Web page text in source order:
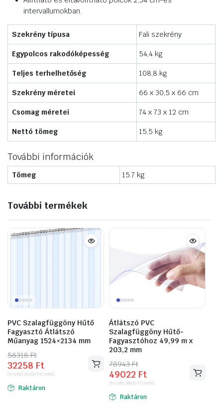
intervallumokban.
Szekrény típusa Fali szekrény
Egypolcos rakodóképesség 54,4 kg
Teljes terhelhetőség 108,8 kg
Szekrény méretei 66 x 30,5 x 66 cm
Csomag méretei 74 x 73 x 12 cm
Nettó tömeg 15,5 kg
További információk
Tömeg 15.7 kg
További termékek
PVC Szalagfüggöny Hűtő
Fagyasztó Átlátszó
Műanyag 1524×2134 mm
58318Ft
Original
price
was:
58318 Ft.
32258 Ft
Current
price
is:
32258 Ft.
(bruttó)25400 Ft(nettó)
Raktáron
Átlátszó PVC
Szalagfüggöny Hűtő-
Fagyasztóhoz 49,99 m x
203,2 mm
78943Ft
Original
price
was:
78943 Ft.
49022 Ft
Current
price
is:
49022 Ft.
(bruttó)38600 Ft(nettó)
Raktáron